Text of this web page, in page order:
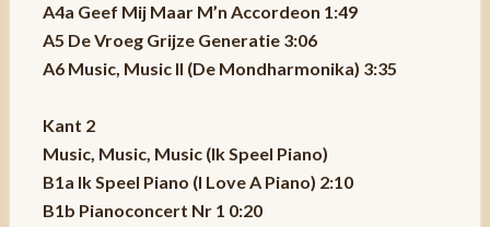
A4a Geef Mij Maar M’n Accordeon 1:49
A5 De Vroeg Grijze Generatie 3:06
A6 Music, Music II (De Mondharmonika) 3:35
Kant 2
Music, Music, Music (Ik Speel Piano)
B1a Ik Speel Piano (I Love A Piano) 2:10
B1b Pianoconcert Nr 1 0:20